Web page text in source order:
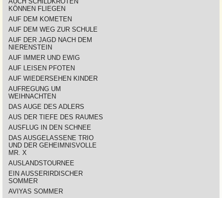
KÖNNEN FLIEGEN
AUF DEM KOMETEN
AUF DEM WEG ZUR SCHULE
AUF DER JAGD NACH DEM
NIERENSTEIN
AUF IMMER UND EWIG
AUF LEISEN PFOTEN
AUF WIEDERSEHEN KINDER
AUFREGUNG UM
WEIHNACHTEN
DAS AUGE DES ADLERS
AUS DER TIEFE DES RAUMES
AUSFLUG IN DEN SCHNEE
DAS AUSGELASSENE TRIO
UND DER GEHEIMNISVOLLE
MR. X
AUSLANDSTOURNEE
EIN AUSSERIRDISCHER
SOMMER
AVIYAS SOMMER